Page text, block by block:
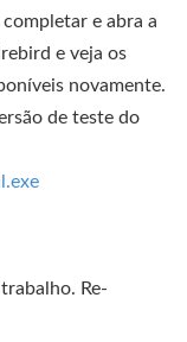
e abra a
e veja os
novamente.
de teste do
Re-